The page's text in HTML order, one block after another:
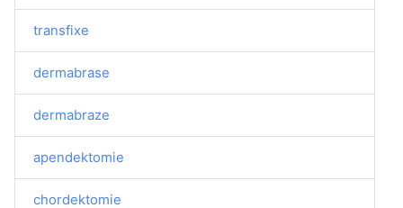
transfixe
dermabrase
dermabraze
apendektomie
chordektomie